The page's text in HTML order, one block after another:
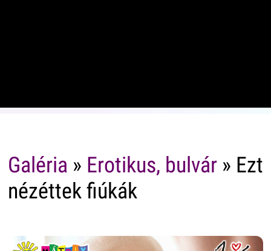
Galéria » Erotikus, bulvár» Ezt
nézéttek fiúkák